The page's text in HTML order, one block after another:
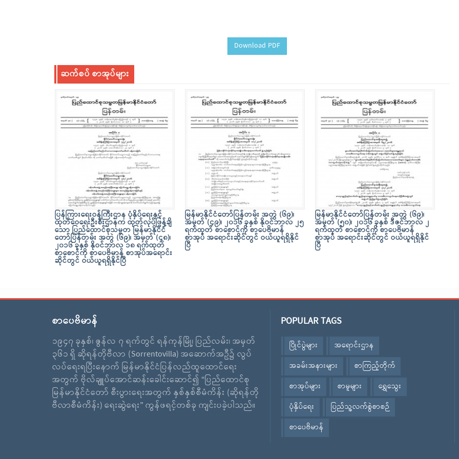
Download PDF
ဆက်စပ် စာအုပ်များ
ပြန်ကြားရေးဝန်ကြီးဌာန ပုံနှိပ်ရေးနှင့်
ထုတ်ဝေရေးဦးစီးဌာနက ထုတ်လုပ်ဖြန့်ချိ
သော ပြည်ထောင်စုသမ္မတ မြန်မာနိုင်ငံ
တော်ပြန်တမ်း အတွဲ (၆၉)၊ အမှတ် (၄၈)၊
၂၀၁၆ ခုနှစ် နိုဝင်ဘာလ ၁၈ ရက်ထုတ်
စာစောင်ကို စာပေဗိမာန် စာအုပ်အရောင်း
ဆိုင်တွင် ဝယ်ယူရရှိနိုင်ပြီ
မြန်မာနိုင်ငံတော်ပြန်တမ်း အတွဲ (၆၉)၊
အမှတ် (၄၉)၊ ၂၀၁၆ ခုနှစ် နိုဝင်ဘာလ ၂၅
ရက်ထုတ် စာစောင်ကို စာပေဗိမာန်
စာအုပ် အရောင်းဆိုင်တွင် ဝယ်ယူရရှိနိုင်
ပြီ
မြန်မာနိုင်ငံတော်ပြန်တမ်း အတွဲ (၆၉)၊
အမှတ် (၅၀)၊ ၂၀၁၆ ခုနှစ် ဒီဇင်ဘာလ ၂
ရက်ထုတ် စာစောင်ကို စာပေဗိမာန်
စာအုပ် အရောင်းဆိုင်တွင် ဝယ်ယူရရှိနိုင်
ပြီ
စာပေဗိမာန်
၁၉၄၇ ခုနှစ်၊ ဇွန်လ ၇ ရက်တွင် ရန်ကုန်မြို့၊ ပြည်လမ်း၊ အမှတ်
၃၆၁ ရှိ ဆိုရန်တိုဗီလာ (Sorrentovilla) အဆောက်အဦ၌ လွပ်
လပ်ရေးရပြီးနောက် မြန်မာနိုင်ငံပြန်လည်ထူထောင်ရေး
အတွက် ဗိုလ်ချူပ်အောင်ဆန်းခေါင်းဆောင်၍ “ပြည်ထောင်စု
မြန်မာနိုင်ငံတော် စီးပွားရေးအတွက် နှစ်နှစ်စီမံကိန်း (ဆိုရန်တို
ဗီလာစီမံကိန်း) ရေးဆွဲရေး” ကွန်ဖရင့်တစ်ခု ကျင်းပခဲ့ပါသည်။
POPULAR TAGS
ပြိုင်ပွဲများ
အရောင်းဌာန
အခမ်းအနားများ
စာကြည့်တိုက်
စာအုပ်များ
စာမူများ
ရွှေသွေး
ပုံနှိပ်ရေး
ပြည်သူ့လက်စွဲစာစဉ်
စာပေဗိမာန်